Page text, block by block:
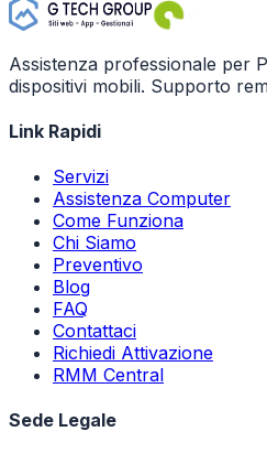
Assistenza professionale per
dispositivi mobili. Supporto
Link Rapidi
Servizi
Assistenza Computer
Come Funziona
Chi Siamo
Preventivo
Blog
FAQ
Contattaci
Richiedi Attivazione
RMM Central
Sede Legale